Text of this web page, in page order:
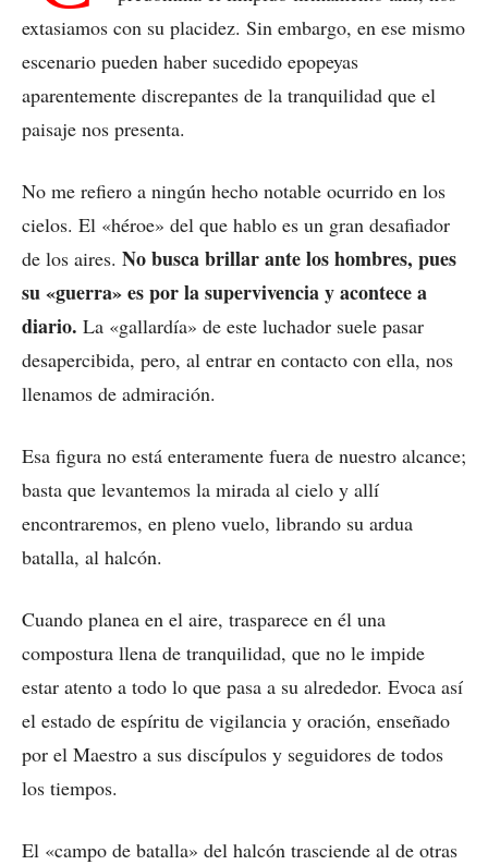
extasiamos con su placidez. Sin embargo, en ese mismo
escenario pueden haber sucedido epopeyas
aparentemente discrepantes de la tranquilidad que el
paisaje nos presenta.
No me refiero a ningún hecho notable ocurrido en los
cielos. El «héroe» del que hablo es un gran desafiador
de los aires. No busca brillar ante los hombres, pues
su «guerra» es por la supervivencia y acontece a
diario. La «gallardía» de este luchador suele pasar
desapercibida, pero, al entrar en contacto con ella, nos
llenamos de admiración.
Esa figura no está enteramente fuera de nuestro alcance;
basta que levantemos la mirada al cielo y allí
encontraremos, en pleno vuelo, librando su ardua
batalla, al halcón.
Cuando planea en el aire, trasparece en él una
compostura llena de tranquilidad, que no le impide
estar atento a todo lo que pasa a su alrededor. Evoca así
el estado de espíritu de vigilancia y oración, enseñado
por el Maestro a sus discípulos y seguidores de todos
los tiempos.
El «campo de batalla» del halcón trasciende al de otras